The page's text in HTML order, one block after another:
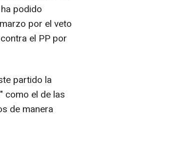
podido
por el veto
el PP por
partido la
como el de las
de manera